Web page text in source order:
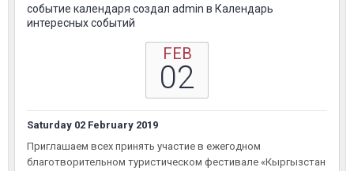
событие календаря создал admin в Календарь
интересных событий
FEB
02
Saturday 02 February 2019
Приглашаем всех принять участие в ежегодном
благотворительном туристическом фестивале «Кыргызстан